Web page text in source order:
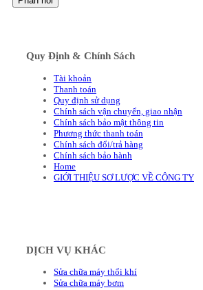
Quy Định & Chính Sách
Tài khoản
Thanh toán
Quy định sử dụng
Chính sách vận chuyển, giao nhận
Chính sách bảo mật thông tin
Phương thức thanh toán
Chính sách đổi/trả hàng
Chính sách bảo hành
Home
GIỚI THIỆU SƠ LƯỢC VỀ CÔNG TY
DỊCH VỤ KHÁC
Sửa chữa máy thổi khí
Sửa chữa máy bơm